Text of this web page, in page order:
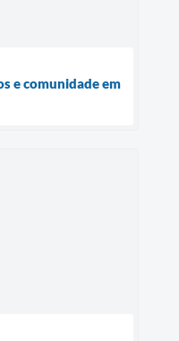
e comunidade em